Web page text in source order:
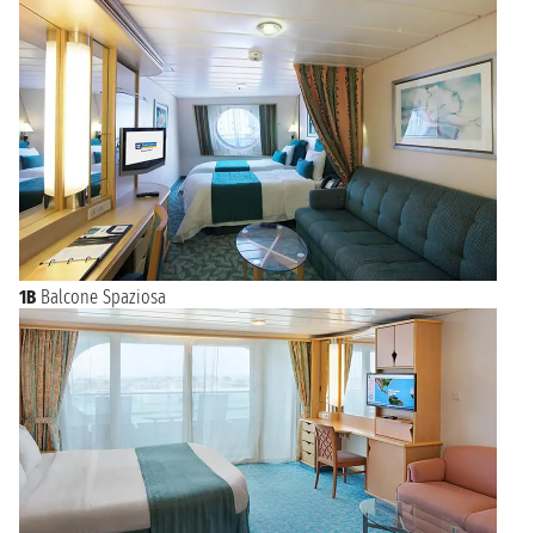
1B Balcone Spaziosa